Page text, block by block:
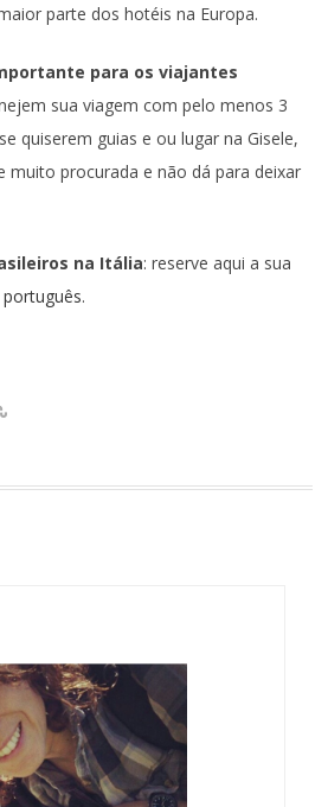
parte dos hotéis na Europa.
para os viajantes
sua viagem com pelo menos 3
quiserem guias e ou lugar na Gisele,
muito procurada e não dá para deixar
na Itália: reserve aqui a sua
.